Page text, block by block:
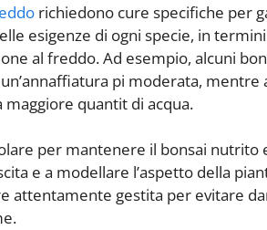
richiedono cure specifiche per
esigenze di ogni specie, in
al freddo. Ad esempio, alcuni
pi moderata,
quantit di acqua.
per mantenere il bonsai nutrito
e a modellare l’aspetto della
attentamente gestita per evitare